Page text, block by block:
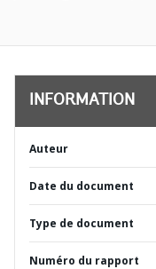
INFORMATION
Auteur
Date du document
Type de document
Numéro du rapport